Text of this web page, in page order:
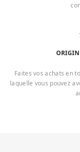
Faites vos achats en
laquelle vous pouvez